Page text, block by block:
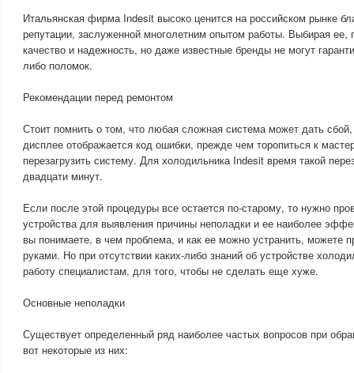
Итальянская фирма Indesit высоко ценится на российском рынке
репутации, заслуженной многолетним опытом работы. Выбирая ее,
качество и надежность, но даже известные бренды не могут
либо поломок.
Рекомендации перед ремонтом
Стоит помнить о том, что любая сложная система может дать
дисплее отображается код ошибки, прежде чем торопиться к
перезагрузить систему. Для холодильника Indesit время такой
двадцати минут.
Если после этой процедуры все остается по-старому, то нужно
устройства для выявления причины неполадки и ее наиболее
вы понимаете, в чем проблема, и как ее можно устранить, можете
руками. Но при отсутствии каких-либо знаний об устройстве
работу специалистам, для того, чтобы не сделать еще хуже.
Основные неполадки
Существует определенный ряд наиболее частых вопросов при
вот некоторые из них: